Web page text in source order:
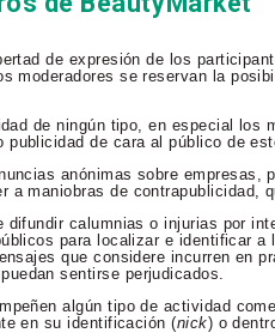
de expresión de los
moderadores se reservan la
de ningún tipo, en especial los
publicidad de cara al público de
anónimas sobre
a maniobras de contrapublicidad,
difundir calumnias o injurias por
para localizar e identificar
que considere incurren en
sentirse perjudicados.
algún tipo de actividad
en su identificación (nick) o